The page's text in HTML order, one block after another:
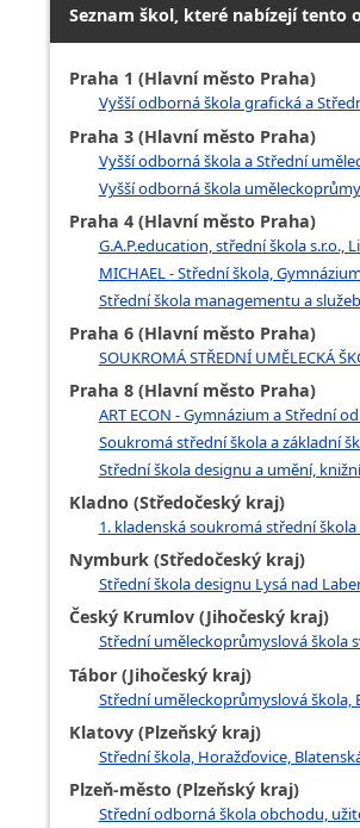
Seznam škol, které nabízejí tento
Praha 1 (Hlavní město Praha)
Vyšší odborná škola grafická a
Praha 3 (Hlavní město Praha)
Vyšší odborná škola a Střední
Vyšší odborná škola
Praha 4 (Hlavní město Praha)
G.A.P.education, střední škola s.r.o.,
MICHAEL - Střední škola,
Střední škola managementu a
Praha 6 (Hlavní město Praha)
SOUKROMÁ STŘEDNÍ UMĚLECKÁ
Praha 8 (Hlavní město Praha)
ART ECON - Gymnázium a Střední
Soukromá střední škola a základní
Střední škola designu a umění,
Kladno (Středočeský kraj)
1. kladenská soukromá střední škola
Nymburk (Středočeský kraj)
Střední škola designu Lysá nad
Český Krumlov (Jihočeský kraj)
Střední uměleckoprůmyslová škola
Tábor (Jihočeský kraj)
Střední uměleckoprůmyslová škola,
Klatovy (Plzeňský kraj)
Střední škola, Horažďovice,
Plzeň-město (Plzeňský kraj)
Střední odborná škola obchodu,